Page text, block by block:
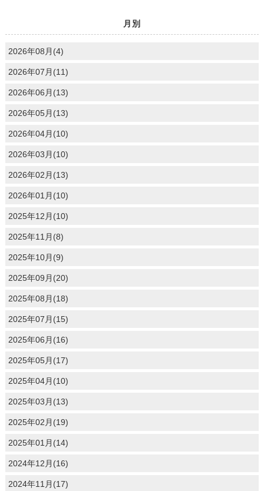
月別
2026年08月(4)
2026年07月(11)
2026年06月(13)
2026年05月(13)
2026年04月(10)
2026年03月(10)
2026年02月(13)
2026年01月(10)
2025年12月(10)
2025年11月(8)
2025年10月(9)
2025年09月(20)
2025年08月(18)
2025年07月(15)
2025年06月(16)
2025年05月(17)
2025年04月(10)
2025年03月(13)
2025年02月(19)
2025年01月(14)
2024年12月(16)
2024年11月(17)